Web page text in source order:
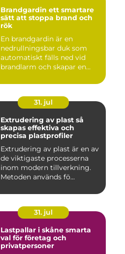
Brandgardin ett smartare
sätt att stoppa brand och
rök
En brandgardin är en
nedrullningsbar duk som
automatiskt fälls ned vid
brandlarm och skapar en
31. jul
Extrudering av plast så
skapas effektiva och
precisa plastprofiler
Extrudering av plast är en av
de viktigaste processerna
inom modern tillverkning.
Metoden används fö...
31. jul
Lastpallar i skåne smarta
val för företag och
privatpersoner